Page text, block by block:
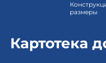
размеры
Картотека